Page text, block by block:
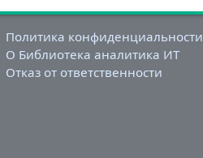
Политика конфиденциальности
О Библиотека аналитика ИТ
Отказ от ответственности